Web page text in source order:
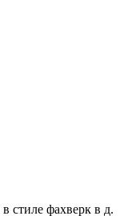
стиле фахверк в д.